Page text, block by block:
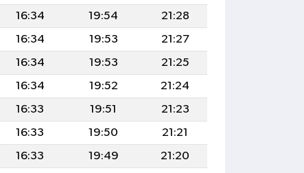
16:34 19:54
21:28
16:34 19:53
21:27
16:34 19:53
21:25
16:34 19:52
21:24
16:33 19:51
21:23
16:33 19:50
21:21
16:33 19:49
21:20